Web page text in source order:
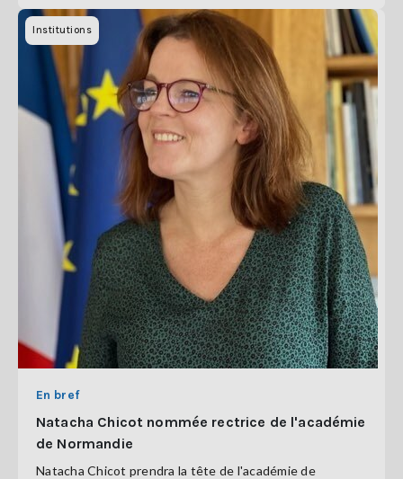
Institutions
En bref
Natacha Chicot nommée rectrice de l'académie
de Normandie
Natacha Chicot prendra la tête de l'académie de